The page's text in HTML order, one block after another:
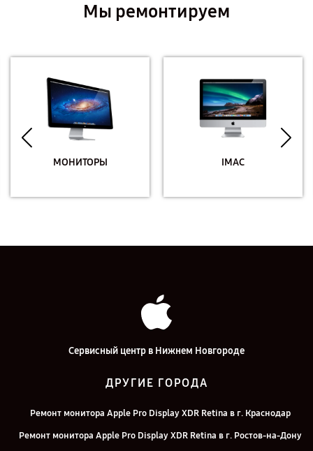
Мы ремонтируем
МОНИТОРЫ IMAC
Сервисный центр в Нижнем Новгороде
ДРУГИЕ ГОРОДА
Ремонт монитора Apple Pro Display XDR Retina в г. Краснодар
Ремонт монитора Apple Pro Display XDR Retina в г. Ростов-на-Дону